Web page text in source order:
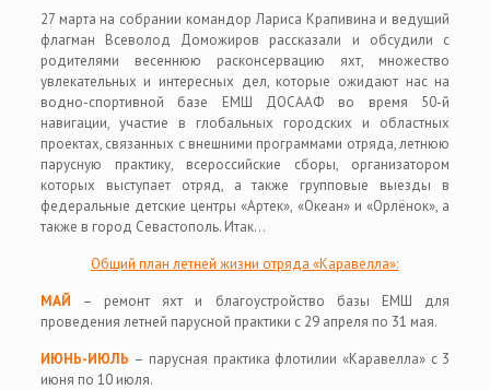
27 марта на собрании командор Лариса Крапивина и ведущий
флагман Всеволод Доможиров рассказали и обсудили с
родителями весеннюю расконсервацию яхт, множество
увлекательных и интересных дел, которые ожидают нас на
водно-спортивной базе ЕМШ ДОСААФ во время 50-й
навигации, участие в глобальных городских и областных
проектах, связанных с внешними программами отряда, летнюю
парусную практику, всероссийские сборы, организатором
которых выступает отряд, а также групповые выезды в
федеральные детские центры «Артек», «Океан» и «Орлёнок», а
также в город Севастополь. Итак…
Общий план летней жизни отряда «Каравелла»:
МАЙ – ремонт яхт и благоустройство базы ЕМШ для
проведения летней парусной практики с 29 апреля по 31 мая.
ИЮНЬ-ИЮЛЬ – парусная практика флотилии «Каравелла» с 3
июня по 10 июля.